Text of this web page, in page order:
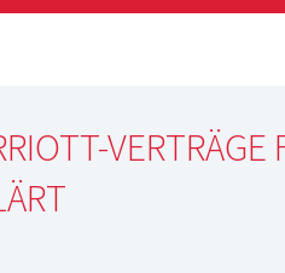
VERTRÄGE